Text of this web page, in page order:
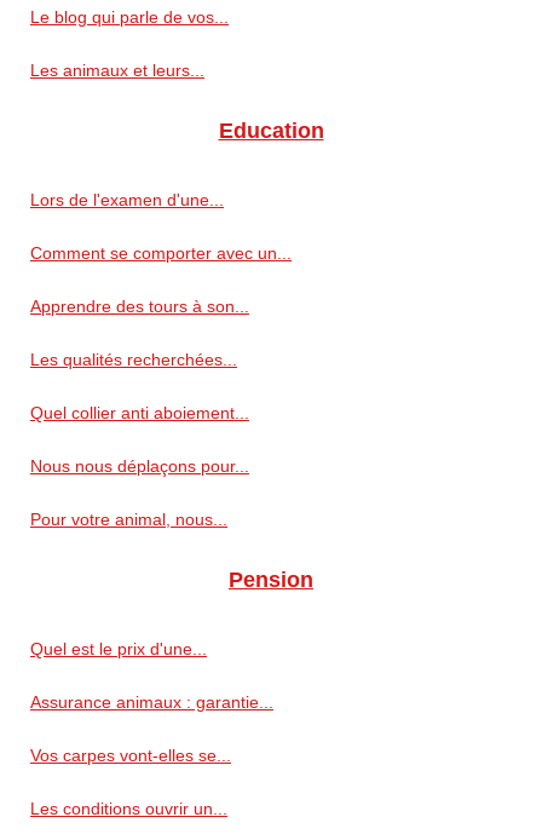
Le blog qui parle de vos...
Les animaux et leurs...
Education
Lors de l'examen d'une...
Comment se comporter avec un...
Apprendre des tours à son...
Les qualités recherchées...
Quel collier anti aboiement...
Nous nous déplaçons pour...
Pour votre animal, nous...
Pension
Quel est le prix d'une...
Assurance animaux : garantie...
Vos carpes vont-elles se...
Les conditions ouvrir un...